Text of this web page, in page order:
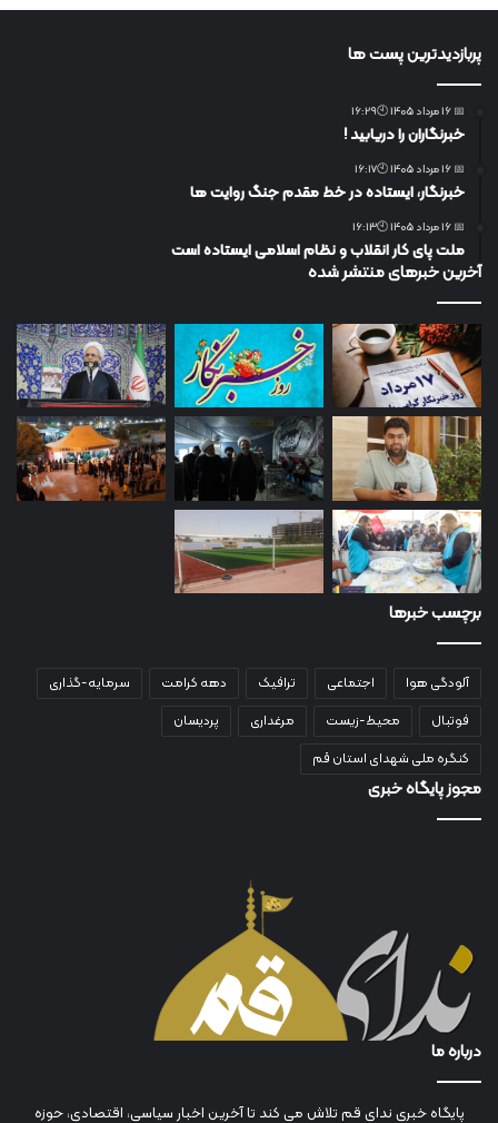
پربازدیدترین پست ها
📅 16 مرداد 1405 🕙16:29
خبرنگاران را دریابید !
📅 16 مرداد 1405 🕙16:17
خبرنگار، ایستاده در خط مقدم جنگ روایت ها
📅 16 مرداد 1405 🕙16:13
ملت پای کار انقلاب و نظام اسلامی ایستاده است
آخرین خبرهای منتشر شده
برچسب خبرها
آلودگی هوا اجتماعی ترافیک دهه کرامت
سرمایه-گذاری
فوتبال
محیط-زیست مرغداری
پردیسان
کنگره ملی شهدای استان قم
مجوز پایگاه خبری
درباره ما
پایگاه خبری ندای قم تلاش می کند تا آخرین اخبار سیاسی، اقتصادی، حوزه